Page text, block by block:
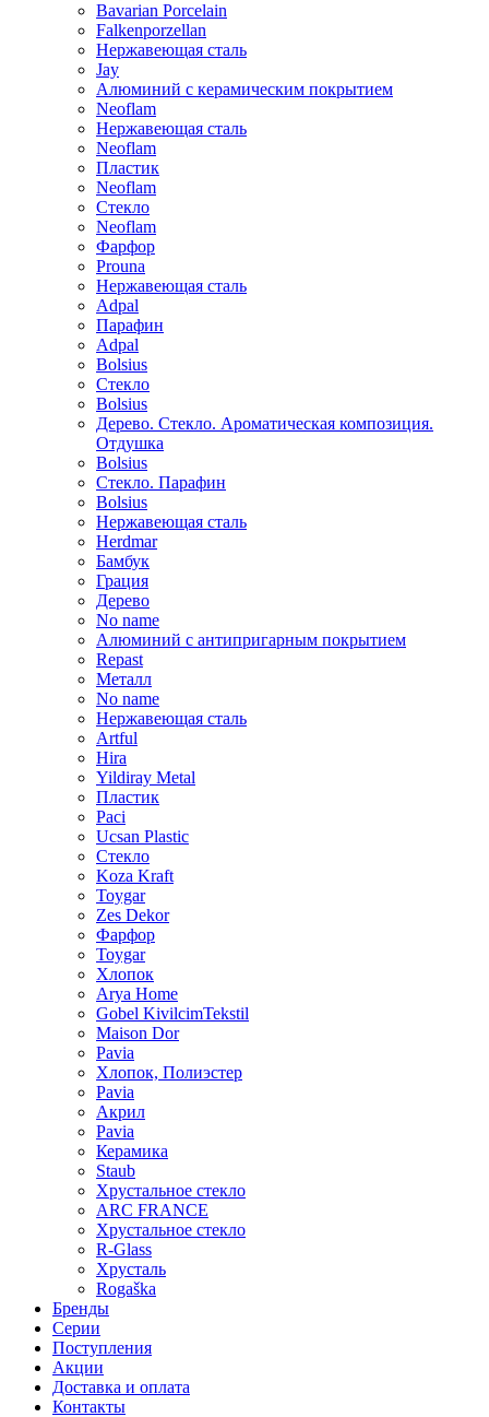
Bavarian Porcelain
Falkenporzellan
Нержавеющая сталь
Jay
Алюминий с керамическим покрытием
Neoflam
Нержавеющая сталь
Neoflam
Пластик
Neoflam
Стекло
Neoflam
Фарфор
Prouna
Нержавеющая сталь
Adpal
Парафин
Adpal
Bolsius
Стекло
Bolsius
Дерево. Стекло. Ароматическая композиция.
Отдушка
Bolsius
Стекло. Парафин
Bolsius
Нержавеющая сталь
Herdmar
Бамбук
Грация
Дерево
No name
Алюминий с антипригарным покрытием
Repast
Металл
No name
Нержавеющая сталь
Artful
Hira
Yildiray Metal
Пластик
Paci
Ucsan Plastic
Стекло
Koza Kraft
Toygar
Zes Dekor
Фарфор
Toygar
Хлопок
Arya Home
Gobel KivilcimTekstil
Maison Dor
Pavia
Хлопок, Полиэстер
Pavia
Акрил
Pavia
Керамика
Staub
Хрустальное стекло
ARC FRANCE
Хрустальное стекло
R-Glass
Хрусталь
Rogaška
Бренды
Серии
Поступления
Акции
Доставка и оплата
Контакты